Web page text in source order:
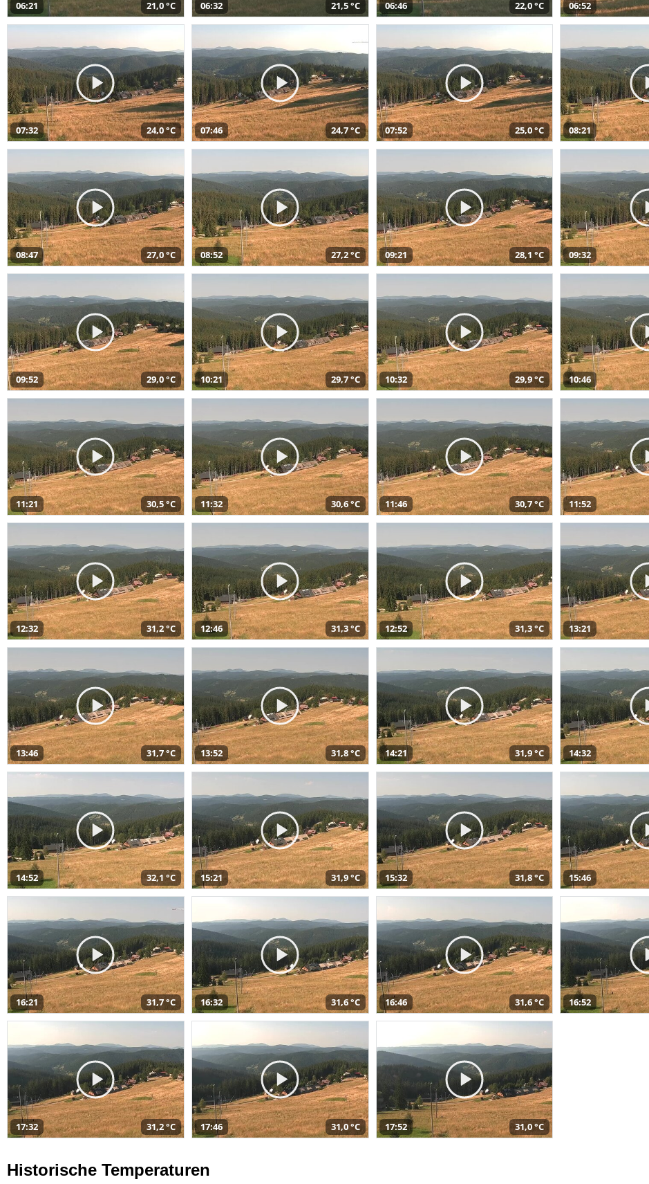
06:21 21,0 °C 06:32 21,5 °C 06:46 22,0 °C 06:52
07:32 24,0 °C 07:46 24,7 °C 07:52 25,0 °C 08:21
08:47 27,0 °C 08:52 27,2 °C 09:21 28,1 °C 09:32
09:52 29,0 °C 10:21 29,7 °C 10:32 29,9 °C 10:46
11:21 30,5 °C 11:32 30,6 °C 11:46 30,7 °C 11:52
12:32 31,2 °C 12:46 31,3 °C 12:52 31,3 °C 13:21
13:46 31,7 °C 13:52 31,8 °C 14:21 31,9 °C 14:32
14:52 32,1 °C 15:21 31,9 °C 15:32 31,8 °C 15:46
16:21 31,7 °C 16:32 31,6 °C 16:46 31,6 °C 16:52
17:32 31,2 °C 17:46 31,0 °C 17:52 31,0 °C
Historische Temperaturen